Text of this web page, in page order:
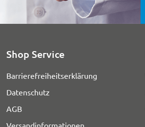
Shop Service
Barrierefreiheitserklärung
Datenschutz
AGB
Versandinformationen